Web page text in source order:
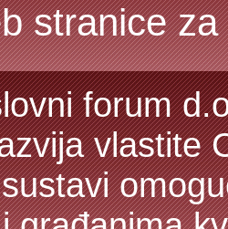
stranice
forum
vlastite